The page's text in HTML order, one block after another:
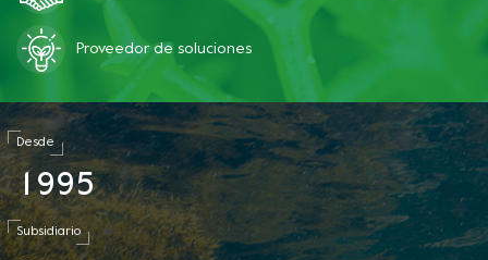
Proveedor de soluciones
Desde
1 995
Subsidiario